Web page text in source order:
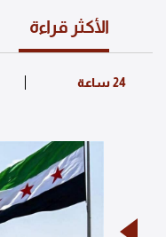
الأكثر قراءة